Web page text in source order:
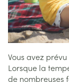
Vous avez
Lorsque la
de nombreuses